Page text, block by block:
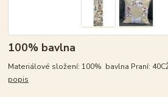
100% bavlna
Materiálové složení: 100% bavlna Praní:
popis